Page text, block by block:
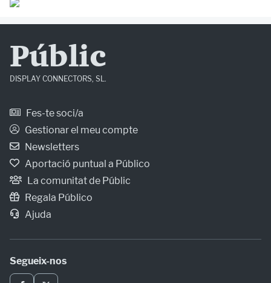
Públic
DISPLAY CONNECTORS, SL.
Fes-te soci/a
Gestionar el meu compte
Newsletters
Aportació puntual a Público
La comunitat de Públic
Regala Público
Ajuda
Segueix-nos